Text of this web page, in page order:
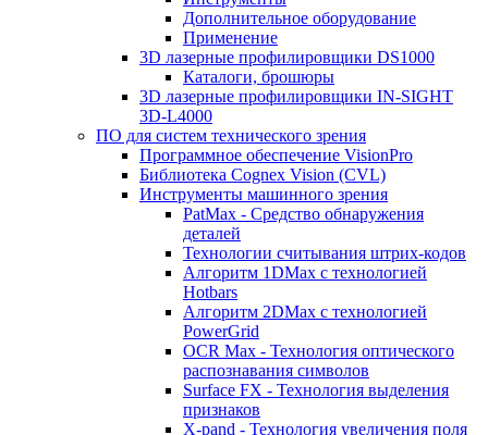
Дополнительное оборудование
Применение
3D лазерные профилировщики DS1000
Каталоги, брошюры
3D лазерные профилировщики IN-SIGHT
3D-L4000
ПО для систем технического зрения
Программное обеспечение VisionPro
Библиотека Cognex Vision (CVL)
Инструменты машинного зрения
PatMax - Средство обнаружения
деталей
Технологии считывания штрих-кодов
Алгоритм 1DMax с технологией
Hotbars
Алгоритм 2DMax с технологией
PowerGrid
OCR Max - Технология оптического
распознавания символов
Surface FX - Технология выделения
признаков
X-pand - Технология увеличения поля